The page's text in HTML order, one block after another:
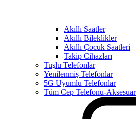
Akıllı Saatler
Akıllı Bileklikler
Akıllı Çocuk Saatleri
Takip Cihazları
Tuşlu Telefonlar
Yenilenmiş Telefonlar
5G Uyumlu Telefonlar
Tüm Cep Telefonu-Aksesuar